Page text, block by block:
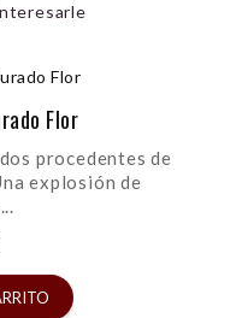
Flor
procedentes de
explosión de